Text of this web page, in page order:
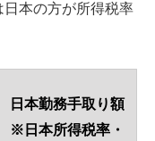
本の方が所得税率
日本勤務手取り額
※日本所得税率・